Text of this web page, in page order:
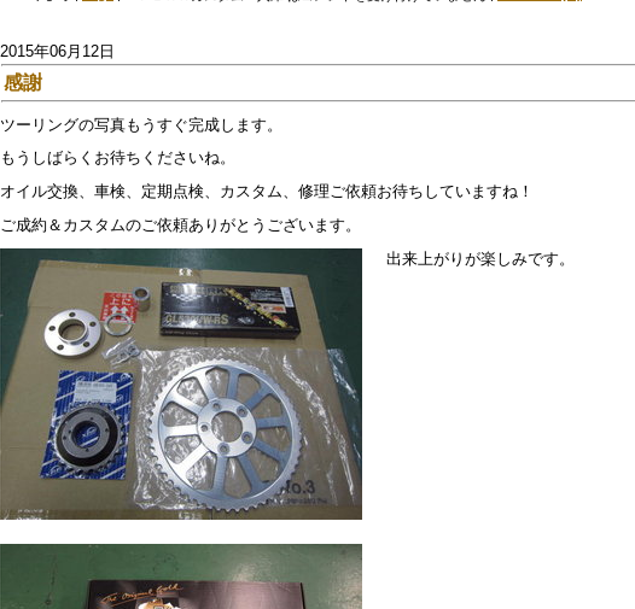
2015年06月12日
感謝
ツーリングの写真もうすぐ完成します。
もうしばらくお待ちくださいね。
オイル交換、車検、定期点検、カスタム、修理ご依頼お待ちしていますね！
ご成約＆カスタムのご依頼ありがとうございます。
出来上がりが楽しみです。